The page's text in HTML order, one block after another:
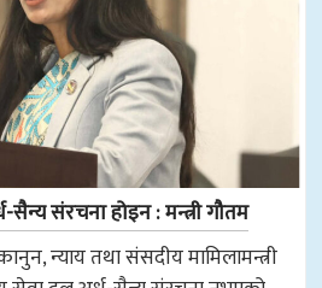
सैन्य संरचना होइन : मन्त्री गौतम
न्याय तथा संसदीय मामिलामन्त्री